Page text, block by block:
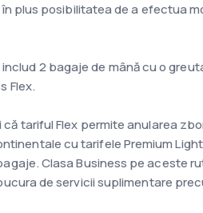
în plus posibilitatea de a efectua
2 bagaje de mână cu o
Flex.
tariful Flex permite anularea
cu tarifele Premium
Clasa Business pe aceste
de servicii suplimentare